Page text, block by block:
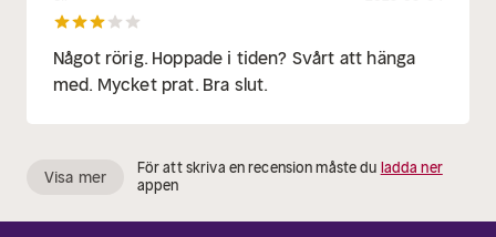
Något rörig. Hoppade i tiden? Svårt att hänga
med. Mycket prat. Bra slut.
Visa mer För att skriva en recension måste du ladda ner
appen